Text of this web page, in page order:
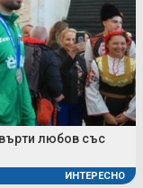
любов със
ИНТЕРЕСНО